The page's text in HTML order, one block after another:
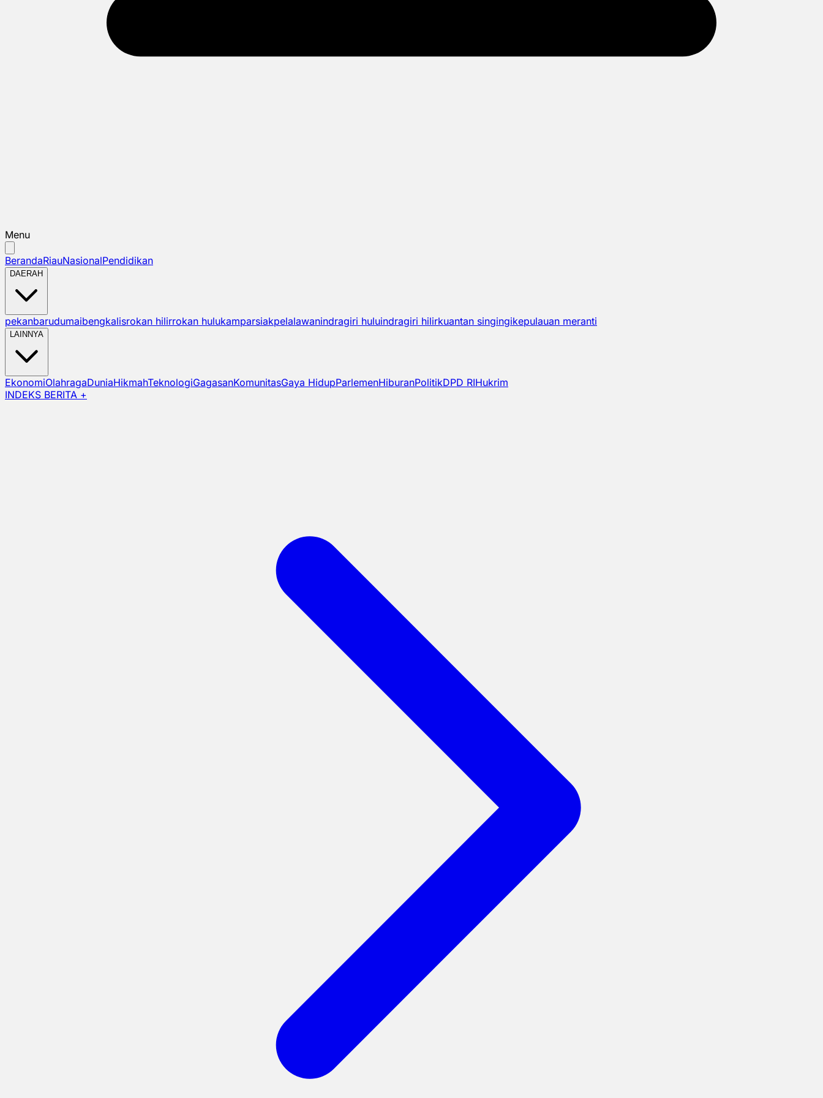
Menu
BerandaRiauNasionalPendidikan
DAERAH
pekanbarudumaibengkalisrokan hilirrokan hulukamparsiakpelalawanindragiri huluindragiri hilirkuantan singingikepulauan meranti
LAINNYA
EkonomiOlahragaDuniaHikmahTeknologiGagasanKomunitasGaya HidupParlemenHiburanPolitikDPD RIHukrim
INDEKS BERITA +